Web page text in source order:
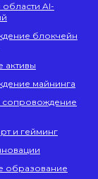
AI-
блокчейн
майнинга
сопровождение
и гейминг
образование